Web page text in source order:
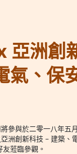
亞洲創
氣、保
參與於二零一八年五
洲創新科技 – 建築、
蒞臨參觀。